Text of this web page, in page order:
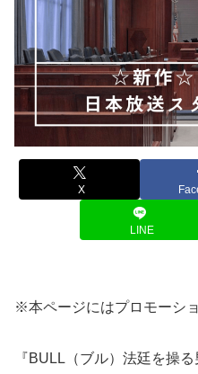
X
LINE
※本ページにはプロモーシ
『BULL（ブル）法廷を操